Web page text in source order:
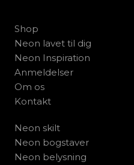
Shop
Neon lavet til dig
Neon Inspiration
Anmeldelser
Om os
Kontakt
Neon skilt
Neon bogstaver
Neon belysning